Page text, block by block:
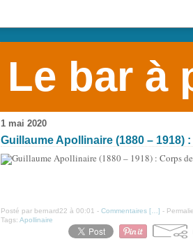
Le bar à
1 mai 2020
Guillaume Apollinaire (1880 – 1918)
Posté par bernard22 à 00:01 - Commentaires [ ] -
Tags: Apollinaire